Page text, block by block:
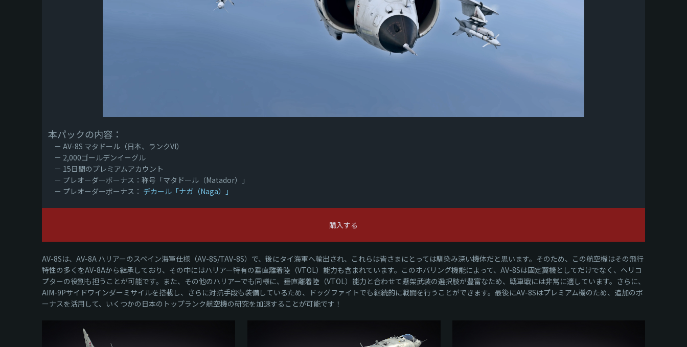
本パックの内容：
－ AV-8S マタドール（日本、ランクVI）
－ 2,000ゴールデンイーグル
－ 15日間のプレミアムアカウント
－ プレオーダーボーナス：称号「マタドール（Matador）」
－ プレオーダーボーナス： デカール「ナガ（Naga）」
購入する
AV-8Sは、AV-8A ハリアーのスペイン海軍仕様（AV-8S/TAV-8S）で、後にタイ海軍へ輸出され、これらは皆さまにとっては馴染み深い機体だと思います。そのため、この航空機はその飛行
特性の多くをAV-8Aから継承しており、その中にはハリアー特有の垂直離着陸（VTOL）能力も含まれています。このホバリング機能によって、AV-8Sは固定翼機としてだけでなく、ヘリコ
プターの役割も担うことが可能です。また、その他のハリアーでも同様に、垂直離着陸（VTOL）能力と合わせて懸架武装の選択肢が豊富なため、戦車戦には非常に適しています。さらに、
AIM-9Pサイドワインダーミサイルを搭載し、さらに対抗手段も装備しているため、ドッグファイトでも継続的に戦闘を行うことができます。最後にAV-8Sはプレミアム機のため、追加のボ
ーナスを活用して、いくつかの日本のトップランク航空機の研究を加速することが可能です！